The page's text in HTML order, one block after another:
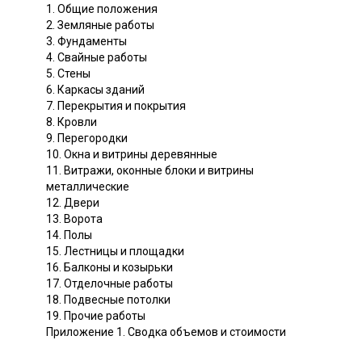
1. Общие положения
2. Земляные работы
3. Фундаменты
4. Свайные работы
5. Стены
6. Каркасы зданий
7. Перекрытия и покрытия
8. Кровли
9. Перегородки
10. Окна и витрины деревянные
11. Витражи, оконные блоки и витрины
металлические
12. Двери
13. Ворота
14. Полы
15. Лестницы и площадки
16. Балконы и козырьки
17. Отделочные работы
18. Подвесные потолки
19. Прочие работы
Приложение 1. Сводка объемов и стоимости